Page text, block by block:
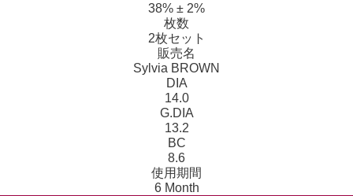
38% ± 2%
枚数
2枚セット
販売名
Sylvia BROWN
DIA
14.0
G.DIA
13.2
BC
8.6
使用期間
6 Month